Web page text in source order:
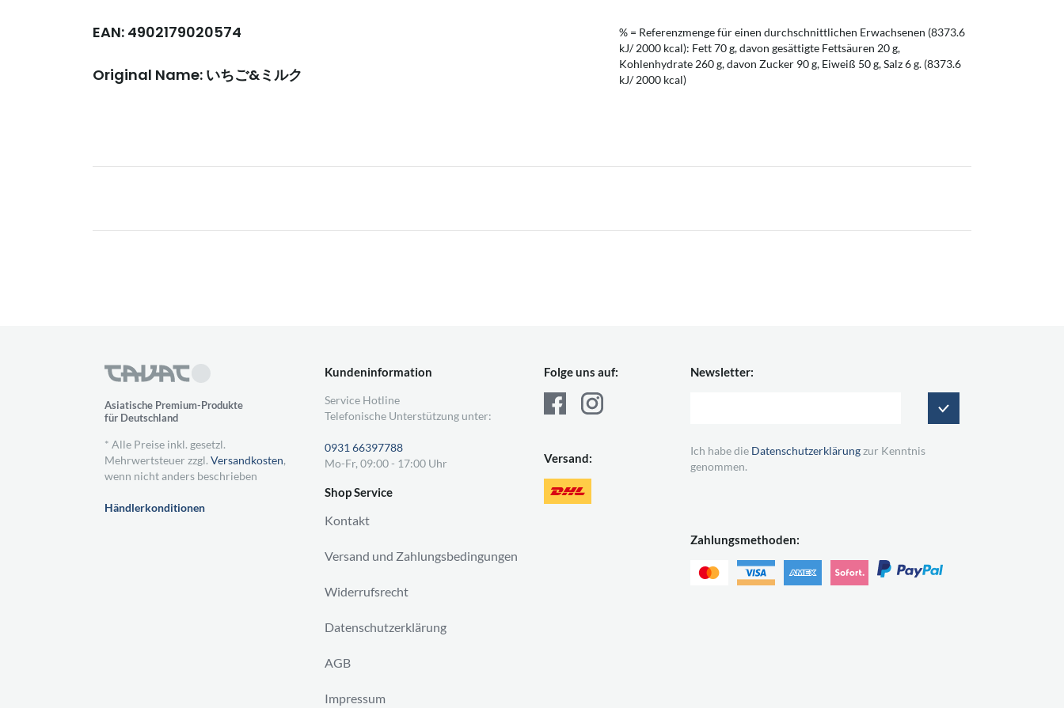
EAN: 4902179020574
Original Name: いちご&ミルク
% = Referenzmenge für einen durchschnittlichen Erwachsenen (8373.6
kJ/ 2000 kcal): Fett 70 g, davon gesättigte Fettsäuren 20 g,
Kohlenhydrate 260 g, davon Zucker 90 g, Eiweiß 50 g, Salz 6 g. (8373.6
kJ/ 2000 kcal)
Asiatische Premium-Produkte
für Deutschland
* Alle Preise inkl. gesetzl.
Mehrwertsteuer zzgl. Versandkosten,
wenn nicht anders beschrieben
Händlerkonditionen
Kundeninformation
Service Hotline
Telefonische Unterstützung unter:
0931 66397788
Mo-Fr, 09:00 - 17:00 Uhr
Shop Service
Kontakt
Versand und Zahlungsbedingungen
Widerrufsrecht
Datenschutzerklärung
AGB
Impressum
Folge uns auf:
Versand:
Newsletter:
Ich habe die Datenschutzerklärungzur Kenntnis
genommen.
Zahlungsmethoden: